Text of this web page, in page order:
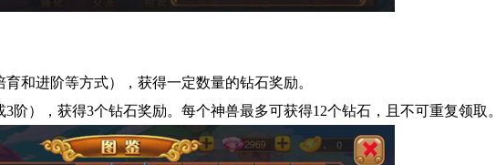
和进阶等方式），获得一定数量的钻石奖励。
阶），获得3个钻石奖励。每个神兽最多可获得12个钻石，且不可重复领取。